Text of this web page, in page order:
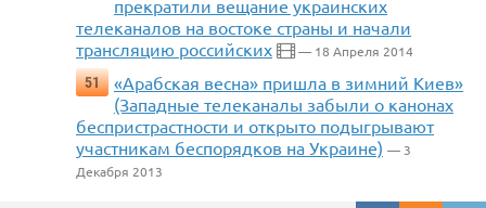
прекратили вещание украинских
телеканалов на востоке страны и начали
трансляцию российских
— 18 Апреля 2014
51
«Арабская весна» пришла в зимний Киев»
(Западные телеканалы забыли о канонах
беспристрастности и открыто подыгрывают
участникам беспорядков на Украине) — 3
Декабря 2013